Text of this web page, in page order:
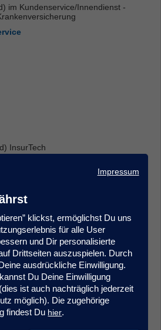
im Kundenservice/Innendienst -
InsurTech
Vorsorgeversicherung
Impressum
klickst, ermöglichst Du uns
für alle User
und Dir personalisierte
Drittseiten auszuspielen. Durch
ausdrückliche Einwilligung.
Du Deine Einwilligung
ist auch nachträglich jederzeit
möglich). Die zugehörige
findest Du hier.